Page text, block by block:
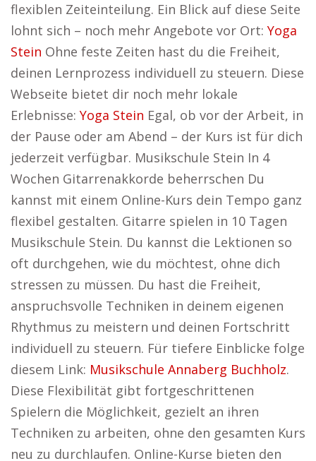
flexiblen Zeiteinteilung. Ein Blick auf diese Seite
lohnt sich – noch mehr Angebote vor Ort: Yoga
Stein Ohne feste Zeiten hast du die Freiheit,
deinen Lernprozess individuell zu steuern. Diese
Webseite bietet dir noch mehr lokale
Erlebnisse: Yoga Stein Egal, ob vor der Arbeit, in
der Pause oder am Abend – der Kurs ist für dich
jederzeit verfügbar. Musikschule Stein In 4
Wochen Gitarrenakkorde beherrschen Du
kannst mit einem Online-Kurs dein Tempo ganz
flexibel gestalten. Gitarre spielen in 10 Tagen
Musikschule Stein. Du kannst die Lektionen so
oft durchgehen, wie du möchtest, ohne dich
stressen zu müssen. Du hast die Freiheit,
anspruchsvolle Techniken in deinem eigenen
Rhythmus zu meistern und deinen Fortschritt
individuell zu steuern. Für tiefere Einblicke folge
diesem Link: Musikschule Annaberg Buchholz.
Diese Flexibilität gibt fortgeschrittenen
Spielern die Möglichkeit, gezielt an ihren
Techniken zu arbeiten, ohne den gesamten Kurs
neu zu durchlaufen. Online-Kurse bieten den